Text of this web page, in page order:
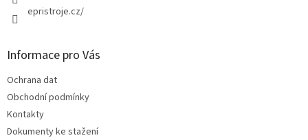
epristroje.cz/
Informace pro Vás
Ochrana dat
Obchodní podmínky
Kontakty
Dokumenty ke stažení